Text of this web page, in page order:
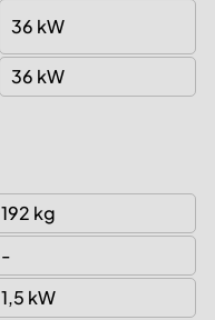
36 kW
36 kW
192 kg
-
1,5 kW